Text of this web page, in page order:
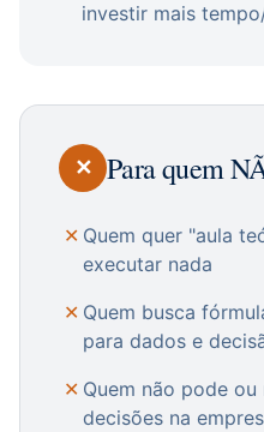
investir mais
✕ Para quem
✕ Quem quer "aula
executar nada
✕ Quem busca
para dados e
✕ Quem não pode
decisões na